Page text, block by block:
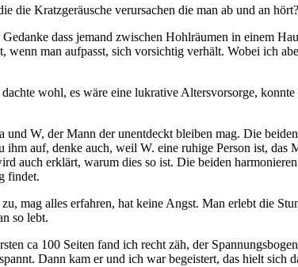
die Kratzgeräusche verursachen die man ab und an hört?
dass jemand zwischen Hohlräumen in einem
man aufpasst, sich vorsichtig verhält. Wobei ich
wohl, es wäre eine lukrative Altersvorsorge,
W, der Mann der unentdeckt bleiben mag. Die
auf, denke auch, weil W. eine ruhige Person ist,
auch erklärt, warum dies so ist. Die beiden
findet.
mag alles erfahren, hat keine Angst. Man erlebt die
so lebt.
ca 100 Seiten fand ich recht zäh, der
Dann kam er und ich war begeistert, das hielt